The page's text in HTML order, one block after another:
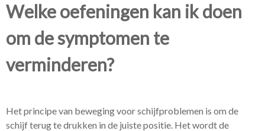
Welke oefeningen kan ik doen
om de symptomen te
verminderen?
Het principe van beweging voor schijfproblemen is om de
schijf terug te drukken in de juiste positie. Het wordt de